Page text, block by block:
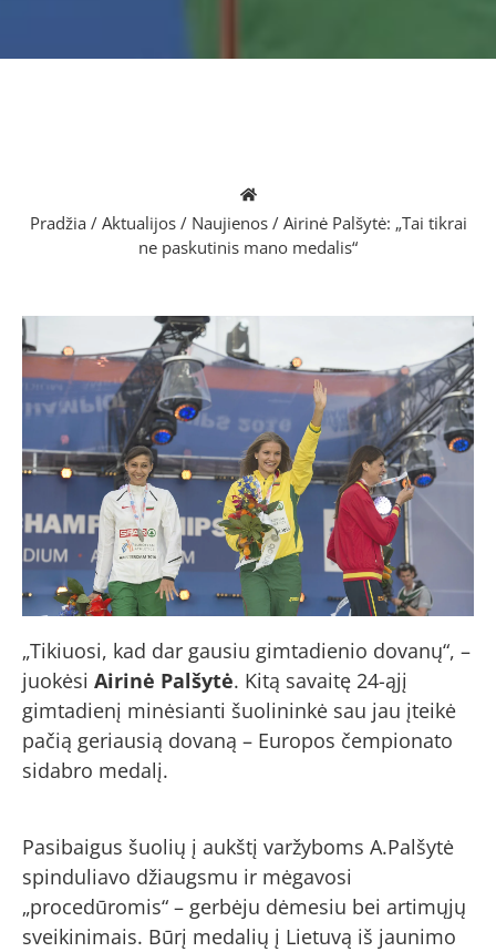
Pradžia / Aktualijos/ Naujienos/ Airinė Palšytė: „Tai tikrai
ne paskutinis mano medalis“
„Tikiuosi, kad dar gausiu gimtadienio dovanų“, –
juokėsi Airinė Palšytė. Kitą savaitę 24-ąjį
gimtadienį minėsianti šuolininkė sau jau įteikė
pačią geriausią dovaną – Europos čempionato
sidabro medalį.
Pasibaigus šuolių į aukštį varžyboms A.Palšytė
spinduliavo džiaugsmu ir mėgavosi
„procedūromis“ – gerbėju dėmesiu bei artimųjų
sveikinimais. Būrį medalių į Lietuvą iš jaunimo